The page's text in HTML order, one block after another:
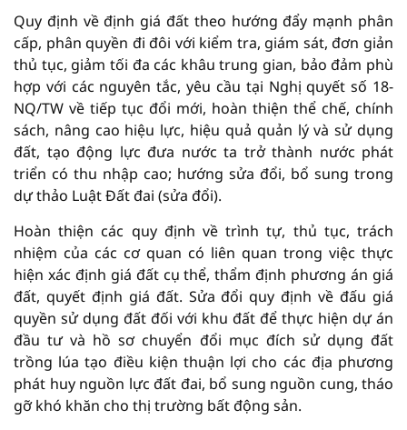
Quy định về định giá đất theo hướng đẩy mạnh phân
cấp, phân quyền đi đôi với kiểm tra, giám sát, đơn giản
thủ tục, giảm tối đa các khâu trung gian, bảo đảm phù
hợp với các nguyên tắc, yêu cầu tại Nghị quyết số 18-
NQ/TW về tiếp tục đổi mới, hoàn thiện thể chế, chính
sách, nâng cao hiệu lực, hiệu quả quản lý và sử dụng
đất, tạo động lực đưa nước ta trở thành nước phát
triển có thu nhập cao; hướng sửa đổi, bổ sung trong
dự thảo Luật Đất đai (sửa đổi).
Hoàn thiện các quy định về trình tự, thủ tục, trách
nhiệm của các cơ quan có liên quan trong việc thực
hiện xác định giá đất cụ thể, thẩm định phương án giá
đất, quyết định giá đất. Sửa đổi quy định về đấu giá
quyền sử dụng đất đối với khu đất để thực hiện dự án
đầu tư và hồ sơ chuyển đổi mục đích sử dụng đất
trồng lúa tạo điều kiện thuận lợi cho các địa phương
phát huy nguồn lực đất đai, bổ sung nguồn cung, tháo
gỡ khó khăn cho thị trường bất động sản.